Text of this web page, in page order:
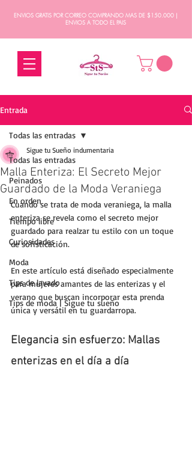
ENVIOS GRATIS POR CORREO COMPRANDO MAS DE $150.000 |
ENVIOS A TODO EL PAIS
Entrada
Todas las entradas
Peinados
En orden
Tiempo libre
Curiosidades
Moda
Tips de lavado
Tips de moda | Sigue tu sueño
Todas las entradas
Malla Enteriza: El Secreto Mejor
Guardado de la Moda Veraniega
Sigue tu Sueño indumentaria
Cuando se trata de moda veraniega, la malla
enteriza se revela como el secreto mejor
guardado para realzar tu estilo con un toque
de sofisticación.
En este artículo está diseñado especialmente
para mujeres amantes de las enterizas y el
verano que buscan incorporar esta prenda
única y versátil en tu guardarropa.
Elegancia sin esfuerzo: Mallas
enterizas en el día a día